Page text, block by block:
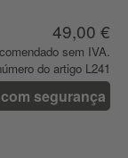
49,00 €
sem IVA.
do artigo L241
segurança